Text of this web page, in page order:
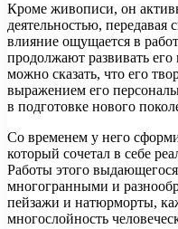
Кроме живописи, он
деятельностью,
влияние ощущается в
продолжают развивать
можно сказать, что его
выражением его
в подготовке нового
Со временем у него
который сочетал в себе
Работы этого
многогранными и
пейзажи и натюрморты,
многослойность